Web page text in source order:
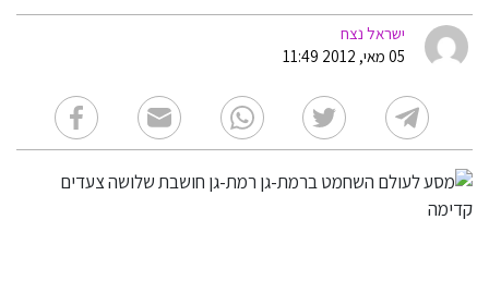
ישראל נצח
05 מאי, 2012 11:49